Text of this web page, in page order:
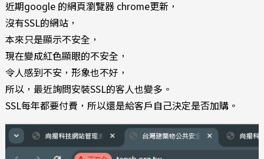
近期google 的網頁瀏覽器 chrome更新，
沒有SSL的網站，
本來只是顯示不安全，
現在變成紅色顯眼的不安全，
令人感到不安，形象也不好，
所以，最近詢問安裝SSL的客人也變多。
SSL每年都要付費，所以還是給客戶自己決定是否加購。